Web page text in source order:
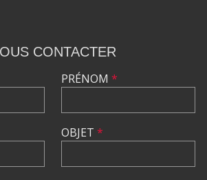
CONTACTER
PRÉNOM *
OBJET *